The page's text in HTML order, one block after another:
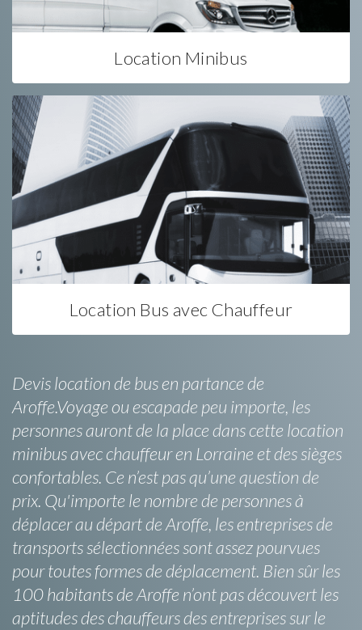
Location Minibus
Location Bus avec Chauffeur
Devis location de bus en partance de
Aroffe.Voyage ou escapade peu importe, les
personnes auront de la place dans cette location
minibus avec chauffeur en Lorraine et des sièges
confortables. Ce n’est pas qu’une question de
prix. Qu'importe le nombre de personnes à
déplacer au départ de Aroffe, les entreprises de
transports sélectionnées sont assez pourvues
pour toutes formes de déplacement. Bien sûr les
100 habitants de Aroffe n’ont pas découvert les
aptitudes des chauffeurs des entreprises sur le